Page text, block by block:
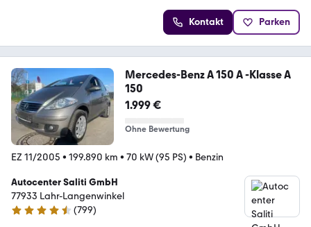
Kontakt Parken
Mercedes-Benz A 150 A -Klasse A
150
1.999 €
Ohne Bewertung
EZ 11/2005 • 199.890 km • 70 kW (95 PS) • Benzin
Autocenter Saliti GmbH
77933 Lahr-Langenwinkel
4.6 Sterne
(799)